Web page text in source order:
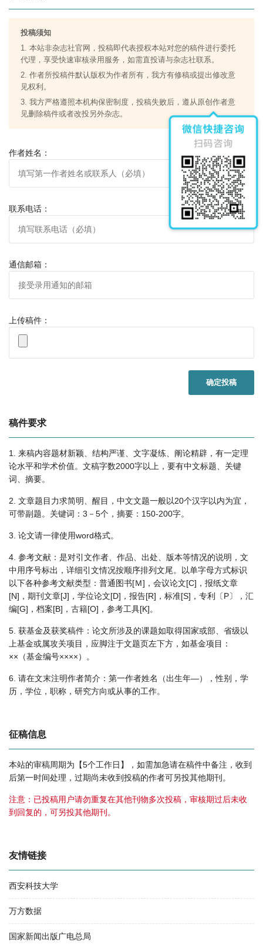
投稿须知
1. 本站非杂志社官网，投稿即代表授权本站对您的稿件进行委托
代理，享受快速审核录用服务，如需直投请与杂志社联系。
2. 作者所投稿件默认版权为作者所有，我方有修稿或提出修改意
见权利。
3. 我方严格遵照本机构保密制度，投稿失败后，遵从原创作者意
见删除稿件或者改投另外杂志。
作者姓名：
联系电话：
通信邮箱：
上传稿件：
确定投稿
稿件要求
1. 来稿内容题材新颖、结构严谨、文字凝练、阐论精辟，有一定理
论水平和学术价值。文稿字数2000字以上，要有中文标题、关键
词、摘要。
2. 文章题目力求简明、醒目，中文文题一般以20个汉字以内为宜，
可带副题。关键词：3－5个，摘要：150-200字。
3. 论文请一律使用word格式。
4. 参考文献：是对引文作者、作品、出处、版本等情况的说明，文
中用序号标出，详细引文情况按顺序排列文尾。以单字母方式标识
以下各种参考文献类型：普通图书[Ｍ]，会议论文[C]，报纸文章
[N]，期刊文章[J]，学位论文[D]，报告[R]，标准[S]，专利〔P〕，汇
编[G]，档案[B]，古籍[O]，参考工具[K]。
5. 获基金及获奖稿件：论文所涉及的课题如取得国家或部、省级以
上基金或属攻关项目，应脚注于文题页左下方，如基金项目：
××（基金编号××××）。
6. 请在文末注明作者简介：第一作者姓名（出生年—），性别，学
历，学位，职称，研究方向或从事的工作。
征稿信息
本站的审稿周期为【5个工作日】，如需加急请在稿件中备注，收到
后第一时间处理，过期尚未收到投稿的作者可另投其他期刊。
注意：已投稿用户请勿重复在其他刊物多次投稿，审核期过后未收
到回复的，可另投其他期刊。
友情链接
西安科技大学
万方数据
国家新闻出版广电总局